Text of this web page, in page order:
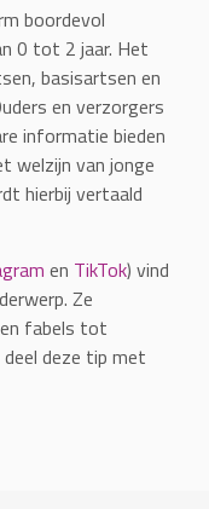
boordevol
0 tot 2 jaar. Het
basisartsen en
en verzorgers
informatie bieden
welzijn van jonge
hierbij vertaald
en TikTok) vind
Ze
en fabels tot
deze tip met